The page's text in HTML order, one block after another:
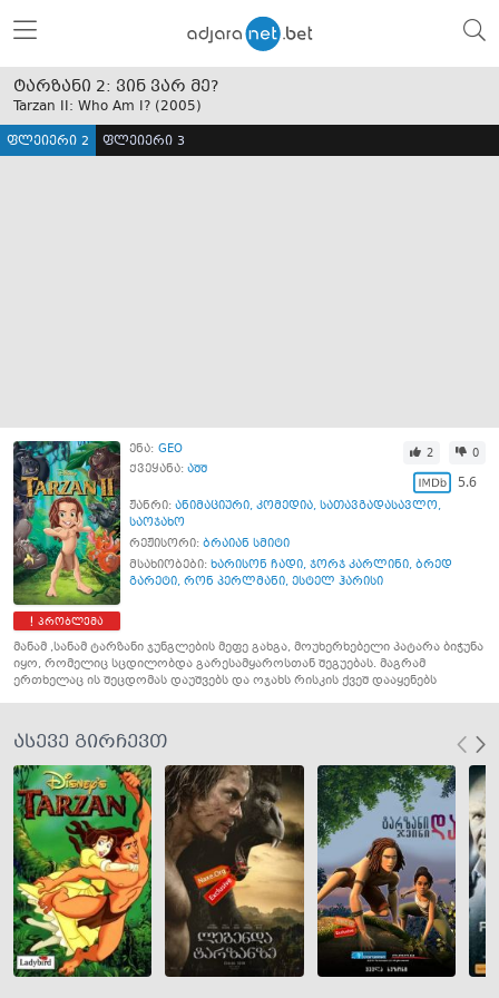
ტარზანი 2: ვინ ვარ მე?
Tarzan II: Who Am I? (2005)
ფლეიერი 2 ფლეიერი 3
პრობლემა
ენა: GEO
ქვეყანა: აშშ
2 0
5.6
ჟანრი: ანიმაციური, კომედია, სათავგადასავლო,
საოჯახო
რეჟისორი: ბრაიან სმიტი
მსახიობები: ხარისონ ჩადი, ჯორჯ კარლინი, ბრედ
გარეტი, რონ პერლმანი, ესტელ ჰარისი
მანამ ,სანამ ტარზანი ჯუნგლების მეფე გახგა, მოუხერხებელი პატარა ბიჭუნა
იყო, რომელიც სცდილობდა გარესამყაროსთან შეგუებას. მაგრამ
ერთხელაც ის შეცდომას დაუშვებს და ოჯახს რისკის ქვეშ დააყენებს
ასევე გირჩევთ